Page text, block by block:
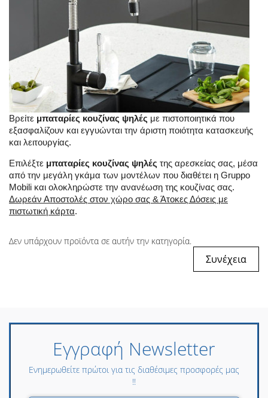
Βρείτε μπαταρίες κουζίνας ψηλές με πιστοποιητικά που
εξασφαλίζουν και εγγυώνται την άριστη ποιότητα κατασκευής
και λειτουργίας.
Επιλέξτε μπαταρίες κουζίνας ψηλές της αρεσκείας σας, μέσα
από την μεγάλη γκάμα των μοντέλων που διαθέτει η Gruppo
Mobili και ολοκληρώστε την ανανέωση της κουζίνας σας.
Δωρεάν Αποστολές στον χώρο σας & Άτοκες Δόσεις με
πιστωτική κάρτα.
Δεν υπάρχουν προϊόντα σε αυτήν την κατηγορία.
Συνέχεια
Εγγραφή Newsletter
Ενημερωθείτε πρώτοι για τις διαθέσιμες προσφορές μας
!!